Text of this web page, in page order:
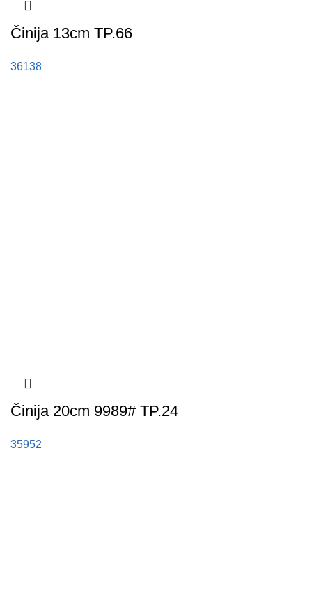
Činija 13cm TP.66
36138
Činija 20cm 9989# TP.24
35952